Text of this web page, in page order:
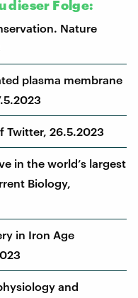
dieser Folge:
Nature
plasma membrane
Twitter, 26.5.2023
in the world’s largest
Biology,
in Iron Age
and